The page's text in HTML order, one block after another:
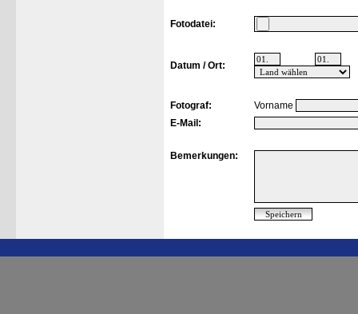
Fotodatei:
Datum / Ort:
Fotograf:
Vorname
E-Mail:
Bemerkungen: